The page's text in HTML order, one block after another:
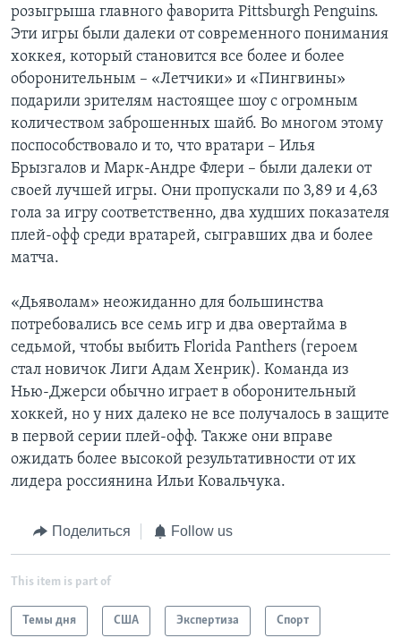
розыгрыша главного фаворита Pittsburgh Penguins.
Эти игры были далеки от современного понимания
хоккея, который становится все более и более
оборонительным – «Летчики» и «Пингвины»
подарили зрителям настоящее шоу с огромным
количеством заброшенных шайб. Во многом этому
поспособствовало и то, что вратари – Илья
Брызгалов и Марк-Андре Флери – были далеки от
своей лучшей игры. Они пропускали по 3,89 и 4,63
гола за игру соответственно, два худших показателя
плей-офф среди вратарей, сыгравших два и более
матча.
«Дьяволам» неожиданно для большинства
потребовались все семь игр и два овертайма в
седьмой, чтобы выбить Florida Panthers (героем
стал новичок Лиги Адам Хенрик). Команда из
Нью-Джерси обычно играет в оборонительный
хоккей, но у них далеко не все получалось в защите
в первой серии плей-офф. Также они вправе
ожидать более высокой результативности от их
лидера россиянина Ильи Ковальчука.
Поделиться Follow us
This item is part of
Темы дня США Экспертиза Спорт